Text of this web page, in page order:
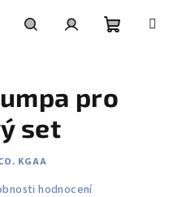
košík
pro
set
KGAA
hodnocení